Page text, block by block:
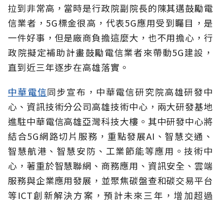
拉到非常高，當時是行政院副院長的陳其邁鼓勵電
信業者，5G標金很高，代表5G應用受到矚目，是
一件好事，但是廠商負擔這麼大，也不用擔心，行
政院擬定補助計畫鼓勵電信業者來帶動5G建設，
直到近三年逐步在高雄落實。
中華電信同步宣布，中華電信研究院高雄研發中
心、資訊技術分公司高雄技術中心，兩大研發基地
進駐中華電信高雄亞灣科技大樓。其中研發中心將
結合5G網路切片服務，重點發展AI、智慧交通、
智慧航港、智慧安防、工業節能等應用。技術中
心，著重於智慧聯網、商務應用、資訊安全、雲端
服務與企業應用發展，並聚焦碳盤查和碳交易平台
等ICT創新解決方案，預計未來三年，增加超過